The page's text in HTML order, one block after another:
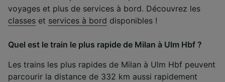
voyages et plus de services à bord. Découvrez les
classes et services à bord disponibles !
Quel est le train le plus rapide de Milan à Ulm Hbf ?
Les trains les plus rapides de Milan à Ulm Hbf peuvent
parcourir la distance de 332 km aussi rapidement